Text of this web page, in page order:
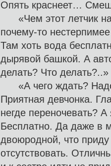
Опять краснеет…
«Чем этот летчик
почему-то
Там хоть вода
дырявой башкой. А
делать? Что делать?..»
«А чего ждать? Надо
Приятная девчонка.
негде переночевать?
Бесплатно. Да даже в
двоюродной, что
отсутствовать.